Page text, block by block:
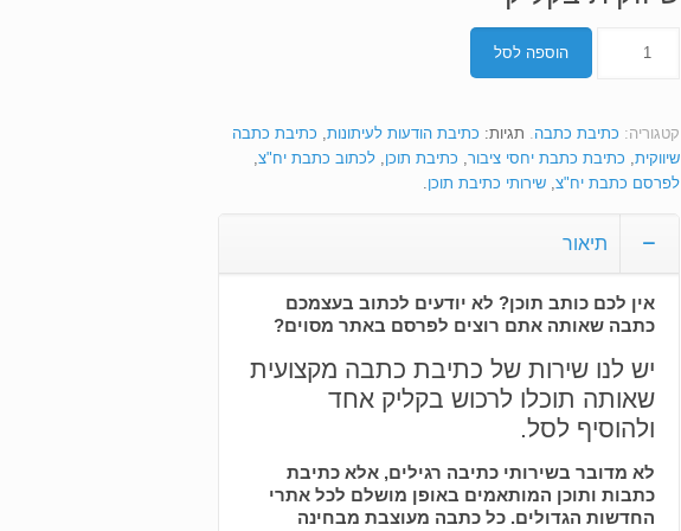
₪1,000.00.
מקצועית
הוספה לסל
קטגוריה: כתיבת כתבה תגיות: כתיבת הודעות לעיתונות כתיבת כתבה
שיווקית כתיבת כתבת יחסי ציבור כתיבת תוכן ,לכתוב כתבת יח"צ
לפרסם כתבת יח"צ ,שירותי כתיבת תוכן
תיאור
אין לכם כותב תוכן? לא יודעים לכתוב בעצמכם
כתבה שאותה אתם רוצים לפרסם באתר מסוים?
יש לנו שירות של כתיבת כתבה מקצועית
שאותה תוכלו לרכוש בקליק אחד
ולהוסיף לסל.
לא מדובר בשירותי כתיבה רגילים, אלא כתיבת
כתבות ותוכן המותאמים באופן מושלם לכל אתרי
החדשות הגדולים. כל כתבה מעוצבת מבחינה